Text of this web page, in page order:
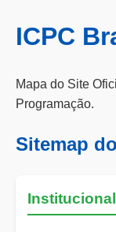
ICPC
Mapa do Site
Programação.
Sitemap
Institucional